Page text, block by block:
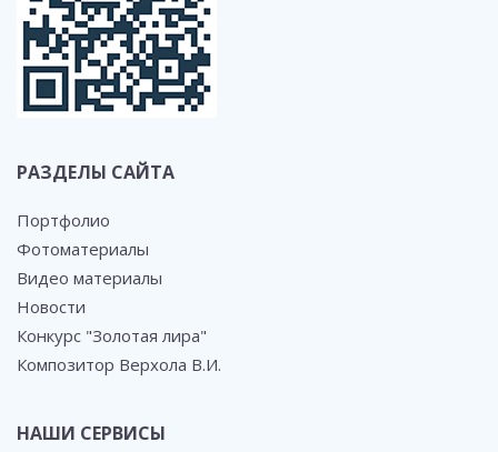
РАЗДЕЛЫ САЙТА
Портфолио
Фотоматериалы
Видео материалы
Новости
Конкурс "Золотая лира"
Композитор Верхола В.И.
НАШИ СЕРВИСЫ